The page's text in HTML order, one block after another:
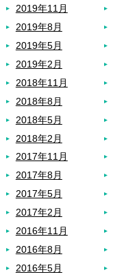
2019年11月
2019年8月
2019年5月
2019年2月
2018年11月
2018年8月
2018年5月
2018年2月
2017年11月
2017年8月
2017年5月
2017年2月
2016年11月
2016年8月
2016年5月